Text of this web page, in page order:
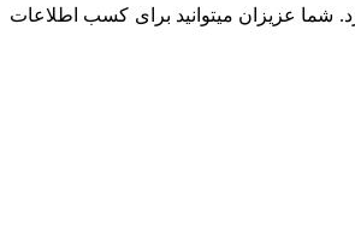
شما عزیزان میتوانید برای کسب اطلاعات